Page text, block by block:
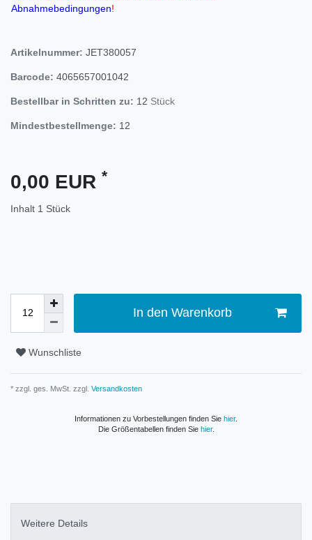
Abnahmebedingungen!
Artikelnummer: JET380057
Barcode: 4065657001042
Bestellbar in Schritten zu: 12 Stück
Mindestbestellmenge: 12
0,00 EUR *
Inhalt 1 Stück
In den Warenkorb
Wunschliste
* zzgl. ges. MwSt. zzgl. Versandkosten
Informationen zu Vorbestellungen finden Sie hier.
Die Größentabellen finden Sie hier.
Weitere Details